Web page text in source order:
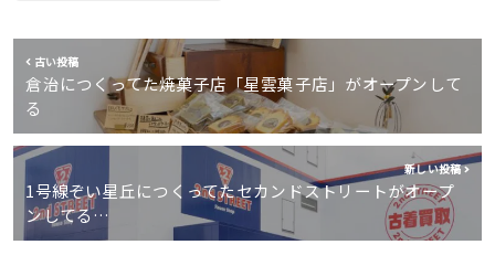
古い投稿
倉治につくってた焼菓子店「星雲菓子店」がオープンして
る
新しい投稿
1号線ぞい星丘につくってたセカンドストリートがオープ
ンしてる…